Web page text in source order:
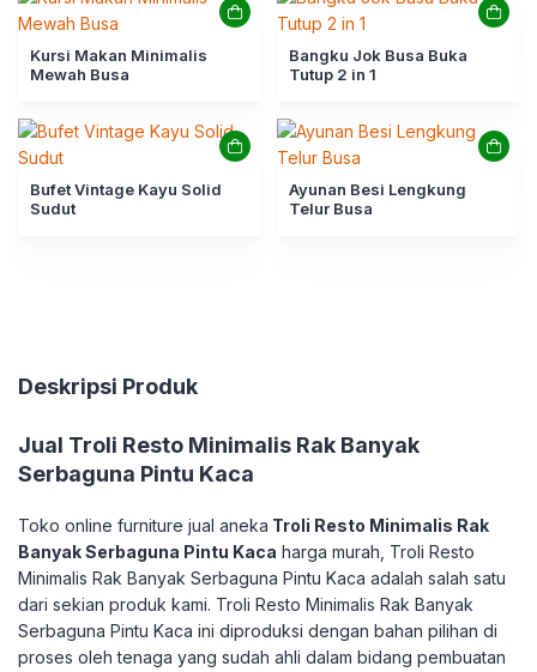
Kursi Makan Minimalis
Mewah Busa
Bangku Jok Busa Buka
Tutup 2 in 1
Bufet Vintage Kayu Solid
Sudut
Ayunan Besi Lengkung
Telur Busa
Deskripsi Produk
Jual Troli Resto Minimalis Rak Banyak
Serbaguna Pintu Kaca
Toko online furniture jual aneka Troli Resto Minimalis Rak
Banyak Serbaguna Pintu Kaca harga murah, Troli Resto
Minimalis Rak Banyak Serbaguna Pintu Kaca adalah salah satu
dari sekian produk kami. Troli Resto Minimalis Rak Banyak
Serbaguna Pintu Kaca ini diproduksi dengan bahan pilihan di
proses oleh tenaga yang sudah ahli dalam bidang pembuatan